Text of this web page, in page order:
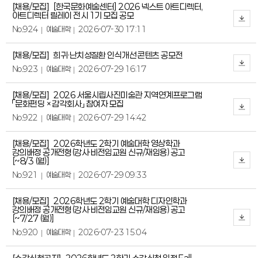
[채용/모집]
[한국문화예술센터] 2026 넥스트 아트디렉터,
아트디렉터 릴레이 전시 1기 모집 공모
No.924 예술대학 2026-07-30 17:11
[채용/모집] 희귀·난치성질환 인식개선 콘텐츠 공모전
No.923 예술대학 2026-07-29 16:17
[채용/모집] 2026 서울시립사진미술관 지역연계프로그램
「문화펀딩 × 감각회사」 참여자 모집
No.922 예술대학 2026-07-29 14:42
[채용/모집] 2026학년도 2학기 예술대학 영상학과
강의배정 공개전형(강사·비전임교원 신규/재임용) 공고
[~8/3 (월)]
No.921 예술대학 2026-07-29 09:33
[채용/모집] 2026학년도 2학기 예술대학 디자인학과
강의배정 공개전형(강사·비전임교원 신규/재임용) 공고
[~7/27 (월)]
No.920 예술대학 2026-07-23 15:04